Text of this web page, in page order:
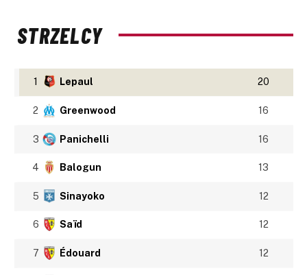
STRZELCY
1 Lepaul 20
2 Greenwood 16
3 Panichelli 16
4 Balogun 13
5 Sinayoko 12
6 Saïd 12
7 Édouard 12